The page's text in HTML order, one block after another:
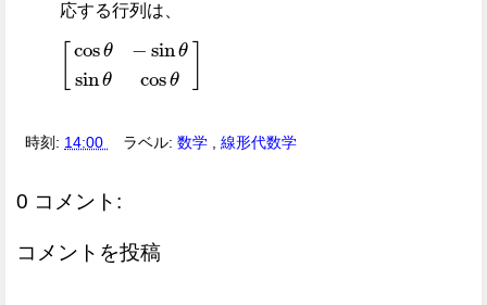
応する行列は、
cosθ − sinθ
sinθ cosθ
[cos θ- sinθcos
時刻: 14:00 ラベル:数学 ,線形代数学
0 コメント:
コメントを投稿